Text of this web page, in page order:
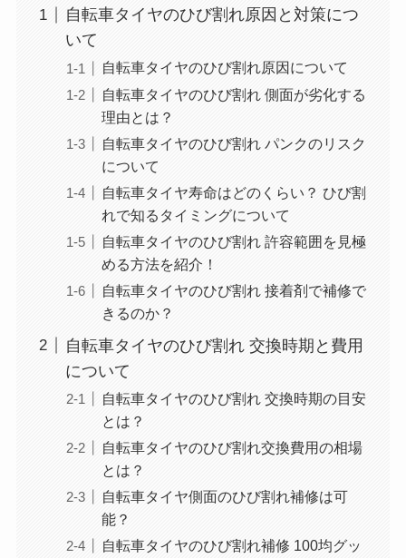
自転車タイヤのひび割れ原因と対策につ
いて
自転車タイヤのひび割れ原因について
自転車タイヤのひび割れ 側面が劣化する
理由とは？
自転車タイヤのひび割れ パンクのリスク
について
自転車タイヤ寿命はどのくらい？ ひび割
れで知るタイミングについて
自転車タイヤのひび割れ 許容範囲を見極
める方法を紹介！
自転車タイヤのひび割れ 接着剤で補修で
きるのか？
自転車タイヤのひび割れ 交換時期と費用
について
自転車タイヤのひび割れ 交換時期の目安
とは？
自転車タイヤのひび割れ交換費用の相場
とは？
自転車タイヤ側面のひび割れ補修は可
能？
自転車タイヤのひび割れ補修 100均グッ